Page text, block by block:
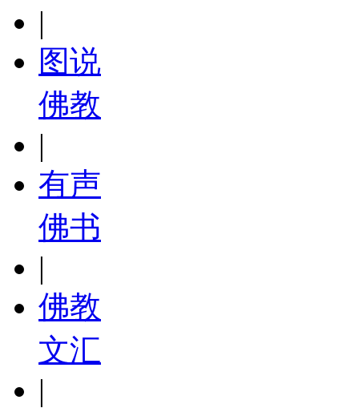
|
图说
佛教
|
有声
佛书
|
佛教
文汇
|